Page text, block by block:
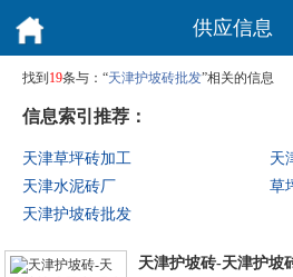
供应信息
找到 19条与：“天津护坡砖批发”相关的信息
信息索引推荐：
天津草坪砖加工
天
天津水泥砖厂
草
天津护坡砖批发
天津护坡砖-天津护坡